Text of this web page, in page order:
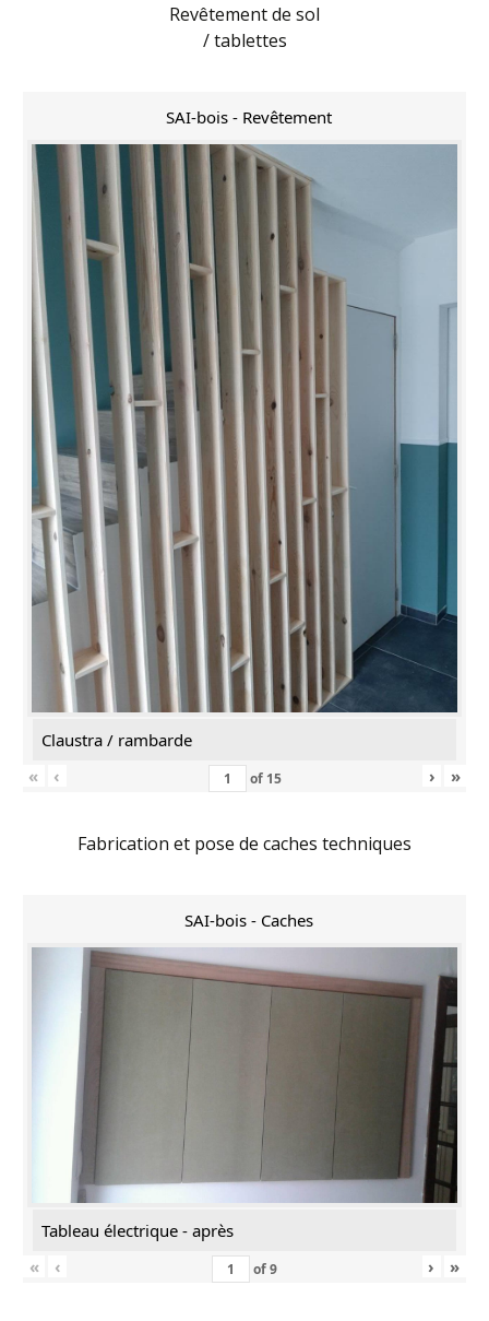
Revêtement de sol
/ tablettes
SAI-bois - Revêtement
Claustra / rambarde
«
‹ of 15 › »
Fabrication et pose de caches techniques
SAI-bois - Caches
Tableau électrique - après
«
‹ of9 › »